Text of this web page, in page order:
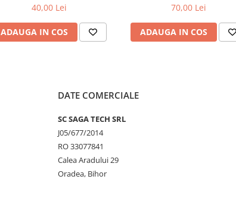
40,00 Lei
ADAUGA IN COS
70,00 Lei
ADAUGA IN COS
DATE COMERCIALE
SC SAGA TECH SRL
J05/677/2014
RO 33077841
Calea Aradului 29
Oradea, Bihor